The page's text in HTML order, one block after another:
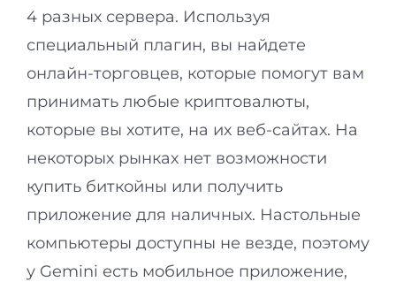
4 разных сервера. Используя
специальный плагин, вы найдете
онлайн-торговцев, которые помогут вам
принимать любые криптовалюты,
которые вы хотите, на их веб-сайтах. На
некоторых рынках нет возможности
купить биткойны или получить
приложение для наличных. Настольные
компьютеры доступны не везде, поэтому
у Gemini есть мобильное приложение,